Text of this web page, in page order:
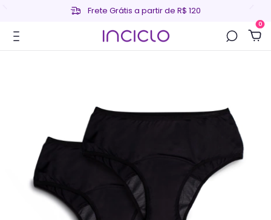
Frete Grátis a partir de R$ 120
0